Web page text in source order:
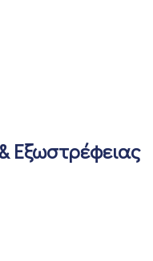
Εξωστρέφειας